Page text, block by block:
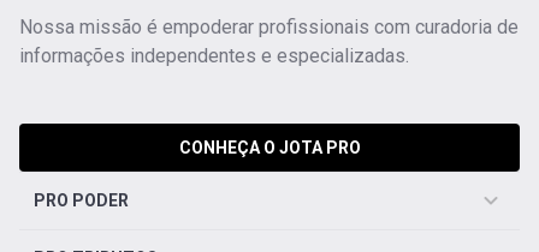
Nossa missão é empoderar profissionais com curadoria de
informações independentes e especializadas.
CONHEÇA O JOTA PRO
PRO PODER